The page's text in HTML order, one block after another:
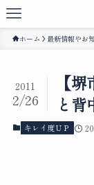
ホーム 最新情報やお
【
と背
2011
2/26
キレイ度ＵＰ